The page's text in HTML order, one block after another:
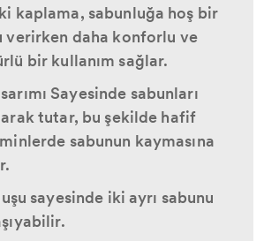
kaplama, sabunluğa hoş bir
verirken daha konforlu ve
bir kullanım sağlar.
Sayesinde sabunları
tutar, bu şekilde hafif
sabunun kaymasına
sayesinde iki ayrı sabunu